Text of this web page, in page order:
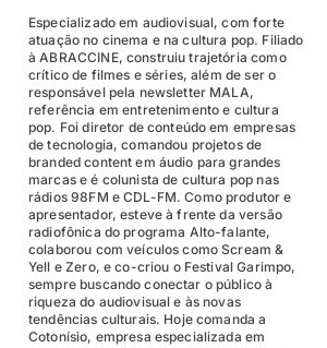
Especializado em audiovisual, com forte
atuação no cinema e na cultura pop. Filiado
à ABRACCINE, construiu trajetória como
crítico de filmes e séries, além de ser o
responsável pela newsletter MALA,
referência em entretenimento e cultura
pop. Foi diretor de conteúdo em empresas
de tecnologia, comandou projetos de
branded content em áudio para grandes
marcas e é colunista de cultura pop nas
rádios 98FM e CDL-FM. Como produtor e
apresentador, esteve à frente da versão
radiofônica do programa Alto-falante,
colaborou com veículos como Scream &
Yell e Zero, e co-criou o Festival Garimpo,
sempre buscando conectar o público à
riqueza do audiovisual e às novas
tendências culturais. Hoje comanda a
Cotonísio, empresa especializada em